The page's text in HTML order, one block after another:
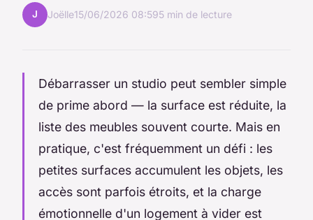
J Joëlle15/06/2026 08:595 min de lecture
Débarrasser un studio peut sembler simple
de prime abord — la surface est réduite, la
liste des meubles souvent courte. Mais en
pratique, c'est fréquemment un défi : les
petites surfaces accumulent les objets, les
accès sont parfois étroits, et la charge
émotionnelle d'un logement à vider est